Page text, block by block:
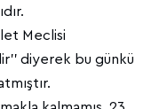
Meclisi
diyerek bu günkü